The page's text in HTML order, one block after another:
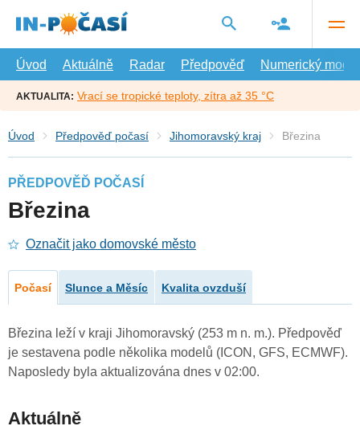
hlavní
Úvod
Aktuálně Radar Předpověď Numerický model
AKTUALITA: Vrací se tropické teploty, zítra až 35 °C
Úvod Předpověď počasí Jihomoravský kraj Březina
PŘEDPOVĚĎ POČASÍ
Březina
Označit jako domovské město
Počasí Slunce a Měsíc Kvalita ovzduší
Březina leží v kraji Jihomoravský (253 m n. m.). Předpověď
je sestavena podle několika modelů (ICON, GFS, ECMWF).
Naposledy byla aktualizována dnes v 02:00.
Aktuálně